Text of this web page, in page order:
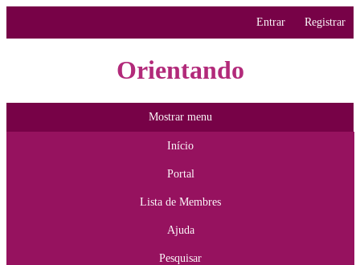
Entrar Registrar
Orientando
Mostrar menu
Início
Portal
Lista de Membres
Ajuda
Pesquisar